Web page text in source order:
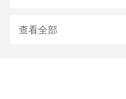
查看全部